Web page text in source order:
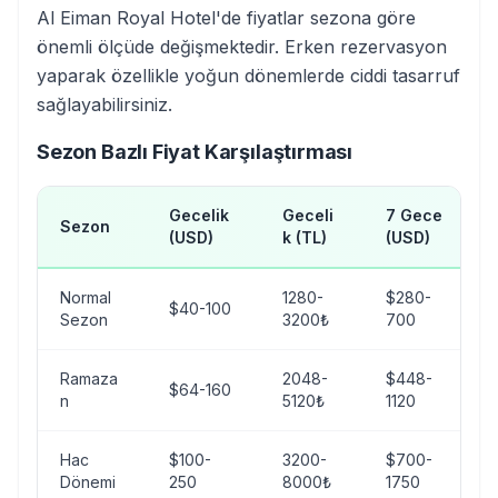
Al Eiman Royal Hotel'de fiyatlar sezona göre
önemli ölçüde değişmektedir. Erken rezervasyon
yaparak özellikle yoğun dönemlerde ciddi tasarruf
sağlayabilirsiniz.
Sezon Bazlı Fiyat Karşılaştırması
Sezon
Gecelik
(USD)
Geceli
k (TL)
7 Gece
(USD)
Normal
Sezon
$40-100
1280-
3200₺
$280-
700
Ramaza
n
$64-160
2048-
5120₺
$448-
1120
Hac
Dönemi
$100-
250
3200-
8000₺
$700-
1750